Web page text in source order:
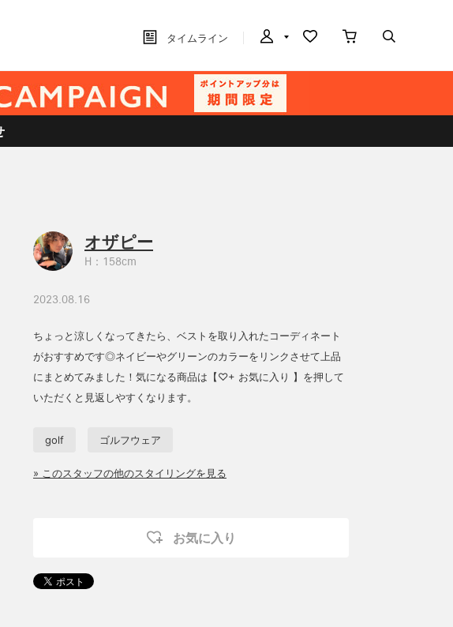
タイムライン
オザピー
H：158cm
2023.08.16
ちょっと涼しくなってきたら、ベストを取り入れたコーディネート
がおすすめです◎ネイビーやグリーンのカラーをリンクさせて上品
にまとめてみました！気になる商品は【♡+ お気に入り 】を押して
いただくと見返しやすくなります。
golf ゴルフウェア
» このスタッフの他のスタイリングを見る
お気に入り